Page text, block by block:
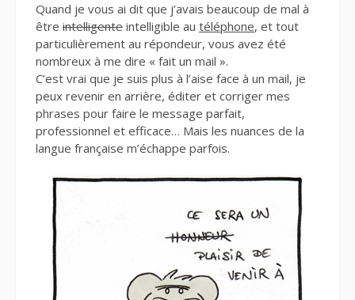
Quand je vous ai dit que j’avais beaucoup de mal à
être intelligente intelligible au téléphone, et tout
particulièrement au répondeur, vous avez été
nombreux à me dire « fait un mail ».
C’est vrai que je suis plus à l’aise face à un mail, je
peux revenir en arrière, éditer et corriger mes
phrases pour faire le message parfait,
professionnel et efficace… Mais les nuances de la
langue française m’échappe parfois.